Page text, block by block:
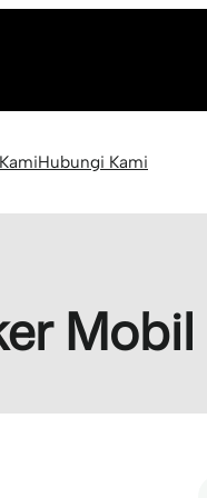
Hubungi Kami